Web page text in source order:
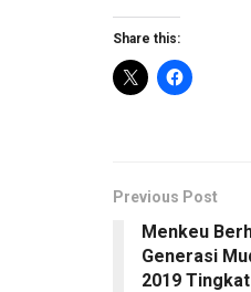
Share this:
Previous Post
Menkeu
Generasi
2019